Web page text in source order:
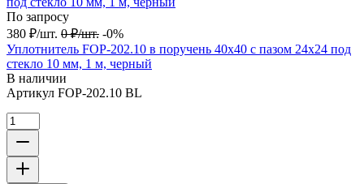
По запросу
380 ₽/шт. 0 ₽/шт. -0%
Уплотнитель FOP-202.10 в поручень 40х40 с пазом 24х24 под
стекло 10 мм, 1 м, черный
В наличии
Артикул FOP-202.10 BL